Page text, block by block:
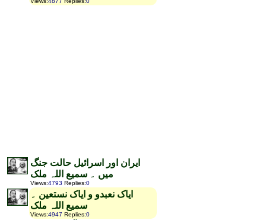
ایران اور اسرائیل حالت جنگ
میں ۔ سمیع اللہ ملک
Views:4793 Replies:0
ایاک نعبدو و ایاک نستعین ۔
سمیع اللہ ملک
Views:4947 Replies:0